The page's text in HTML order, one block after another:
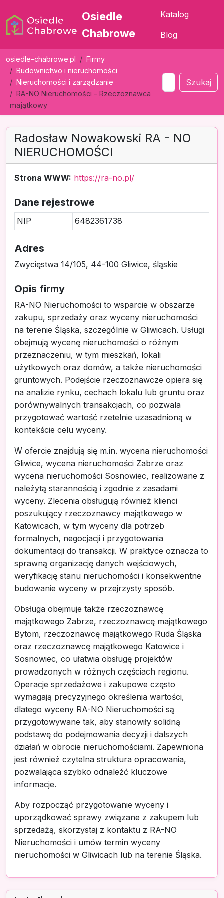
Osiedle
Chabrowe
Katalog
Blog
osiedle-chabrowe.pl
Firmy
Budownictwo i nieruchomości
Nieruchomości i zarządzanie
RA-NO Nieruchomości - Rzeczoznawca
majątkowy
Szukaj
Radosław Nowakowski RA - NO
NIERUCHOMOŚCI
Strona WWW: https://ra-no.pl/
Dane rejestrowe
NIP 6482361738
Adres
Zwycięstwa 14/105, 44-100 Gliwice, śląskie
Opis firmy
RA-NO Nieruchomości to wsparcie w obszarze
zakupu, sprzedaży oraz wyceny nieruchomości
na terenie Śląska, szczególnie w Gliwicach. Usługi
obejmują wycenę nieruchomości o różnym
przeznaczeniu, w tym mieszkań, lokali
użytkowych oraz domów, a także nieruchomości
gruntowych. Podejście rzeczoznawcze opiera się
na analizie rynku, cechach lokalu lub gruntu oraz
porównywalnych transakcjach, co pozwala
przygotować wartość rzetelnie uzasadnioną w
kontekście celu wyceny.
W ofercie znajdują się m.in. wycena nieruchomości
Gliwice, wycena nieruchomości Zabrze oraz
wycena nieruchomości Sosnowiec, realizowane z
należytą starannością i zgodnie z zasadami
wyceny. Zlecenia obsługują również klienci
poszukujący rzeczoznawcy majątkowego w
Katowicach, w tym wyceny dla potrzeb
formalnych, negocjacji i przygotowania
dokumentacji do transakcji. W praktyce oznacza to
sprawną organizację danych wejściowych,
weryfikację stanu nieruchomości i konsekwentne
budowanie wyceny w przejrzysty sposób.
Obsługa obejmuje także rzeczoznawcę
majątkowego Zabrze, rzeczoznawcę majątkowego
Bytom, rzeczoznawcę majątkowego Ruda Śląska
oraz rzeczoznawcę majątkowego Katowice i
Sosnowiec, co ułatwia obsługę projektów
prowadzonych w różnych częściach regionu.
Operacje sprzedażowe i zakupowe często
wymagają precyzyjnego określenia wartości,
dlatego wyceny RA-NO Nieruchomości są
przygotowywane tak, aby stanowiły solidną
podstawę do podejmowania decyzji i dalszych
działań w obrocie nieruchomościami. Zapewniona
jest również czytelna struktura opracowania,
pozwalająca szybko odnaleźć kluczowe
informacje.
Aby rozpocząć przygotowanie wyceny i
uporządkować sprawy związane z zakupem lub
sprzedażą, skorzystaj z kontaktu z RA-NO
Nieruchomości i umów termin wyceny
nieruchomości w Gliwicach lub na terenie Śląska.